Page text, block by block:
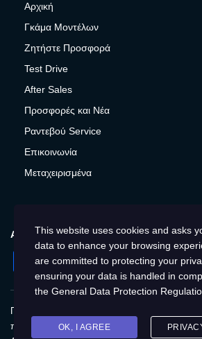
Αρχική
Γκάμα Μοντέλων
Ζητήστε Προσφορά
Test Drive
After Sales
Προσφορές και Νέα
Ραντεβού Service
Επικοινωνία
Μεταχειρισμένα
ΑΚΟΛΟΥΘΉΣΤΕ ΜΑΣ
Facebook
Instagram
Twitter
Πολιτική Απορρήτου
προσωπικών δεδομένων
This website uses cookies and asks
data to enhance your browsing
are committed to protecting your
ensuring your data is handled in
the General Data Protection
OK, I AGREE